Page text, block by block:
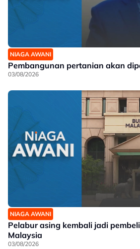
NIAGA AWANI
Pembangunan pertanian akan
03/08/2026
NIAGA AWANI
Pelabur asing kembali jadi
Malaysia
03/08/2026